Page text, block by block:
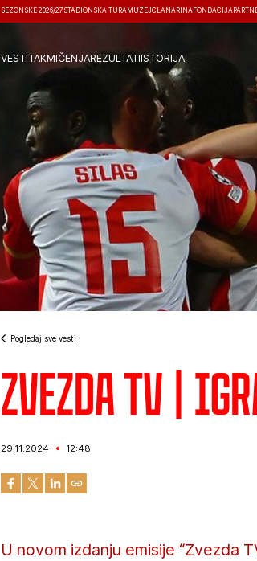
SEZONSKE 2026/27 STADIONSKA TURA MUZEJČLANARINA FONDACIJA
VESTITAKMIČENJAREZULTATIISTORIJA
Pogledaj sve vesti
Zvezda TV |
29.11.2024 12:48
U novom izdanju emisije “Zvezda